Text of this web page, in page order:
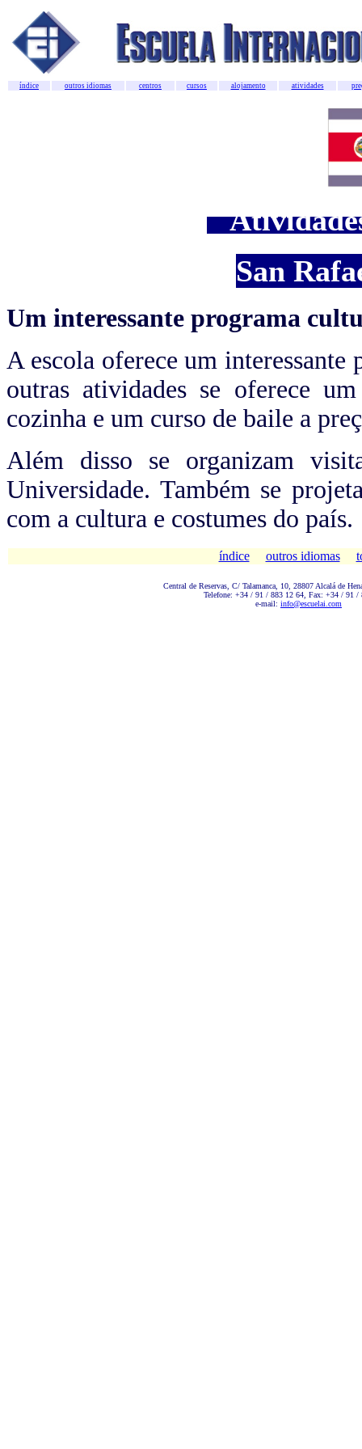
índice outros idiomas centros cursos alojamento atividades
San
Um interessante programa
A escola oferece um
outras atividades se oferece
cozinha e um curso de baile a
Além disso se organizam
Universidade. Também se
com a cultura e costumes do país.
índice outros idiomas
Central de Reservas, C/ Talamanca, 10, 28807 Alcalá de
Telefone: +34 / 91 / 883 12 64, Fax: +34 / 91 /
e-mail: info@escuelai.com